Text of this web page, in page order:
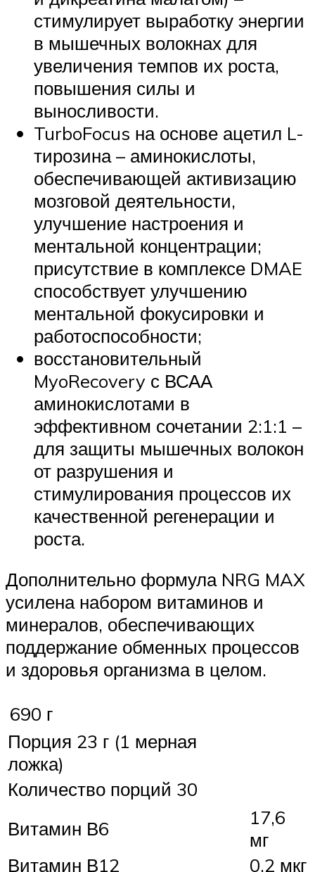
стимулирует выработку энергии
в мышечных волокнах для
увеличения темпов их роста,
повышения силы и
выносливости.
TurboFocus на основе ацетил L-
тирозина – аминокислоты,
обеспечивающей активизацию
мозговой деятельности,
улучшение настроения и
ментальной концентрации;
присутствие в комплексе DMAE
способствует улучшению
ментальной фокусировки и
работоспособности;
восстановительный
MyoRecovery с ВСАА
аминокислотами в
эффективном сочетании 2:1:1 –
для защиты мышечных волокон
от разрушения и
стимулирования процессов их
качественной регенерации и
роста.
Дополнительно формула NRG MAX
усилена набором витаминов и
минералов, обеспечивающих
поддержание обменных процессов
и здоровья организма в целом.
690 г
Порция 23 г (1 мерная
ложка)
Количество порций 30
Витамин В6
17,6
мг
Витамин В12
0,2 мкг